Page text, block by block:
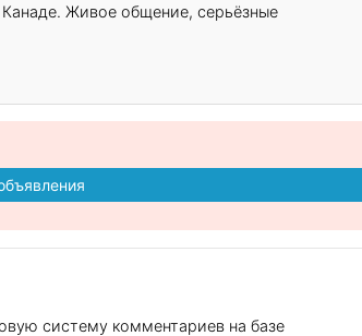
Живое общение, серьёзные
систему комментариев на базе